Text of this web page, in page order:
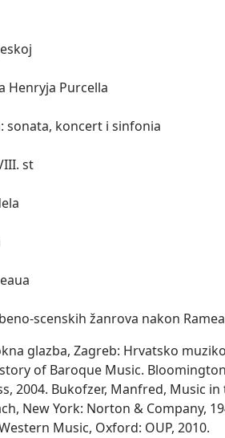
Henryja Purcella
sonata, koncert i sinfonia
st
scenskih žanrova nakon
glazba, Zagreb: Hrvatsko
of Baroque Music.
2004. Bukofzer, Manfred, Music in
New York: Norton & Company,
Music, Oxford: OUP, 2010.